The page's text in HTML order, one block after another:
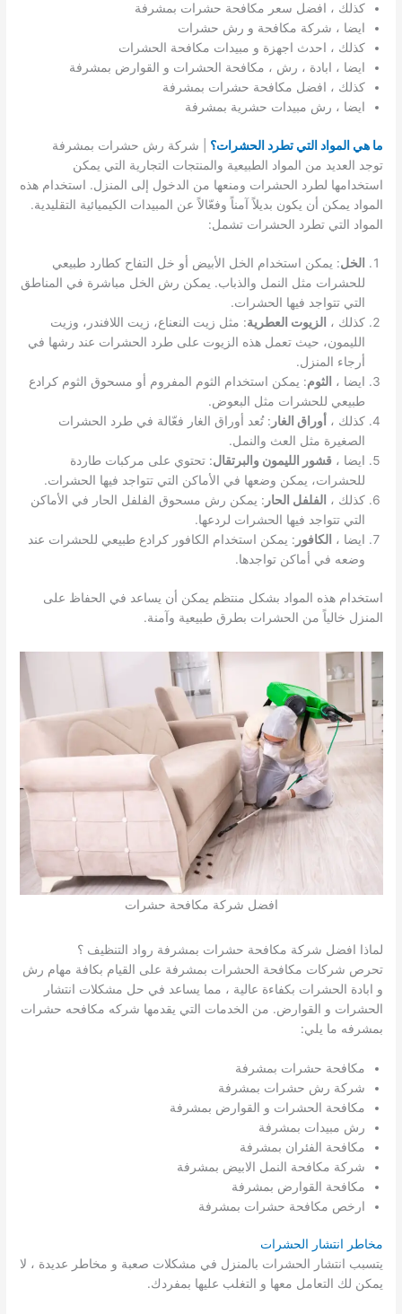
كذلك ، افضل سعر مكافحة حشرات بمشرفة
ايضا ، شركة مكافحة و رش حشرات
كذلك ، احدث اجهزة و مبيدات مكافحة الحشرات
ايضا ، ابادة ، رش ، مكافحة الحشرات و القوارض بمشرفة
كذلك ، افضل مكافحة حشرات بمشرفة
ايضا ، رش مبيدات حشرية بمشرفة
ما هي المواد التي تطرد الحشرات؟ | شركة رش حشرات بمشرفة
توجد العديد من المواد الطبيعية والمنتجات التجارية التي يمكن
استخدامها لطرد الحشرات ومنعها من الدخول إلى المنزل. استخدام هذه
المواد يمكن أن يكون بديلاً آمناً وفعّالاً عن المبيدات الكيميائية التقليدية.
المواد التي تطرد الحشرات تشمل:
الخل: يمكن استخدام الخل الأبيض أو خل التفاح كطارد طبيعي
للحشرات مثل النمل والذباب. يمكن رش الخل مباشرة في المناطق
التي تتواجد فيها الحشرات.
كذلك ، الزيوت العطرية: مثل زيت النعناع، زيت اللافندر، وزيت
الليمون، حيث تعمل هذه الزيوت على طرد الحشرات عند رشها في
أرجاء المنزل.
ايضا ، الثوم: يمكن استخدام الثوم المفروم أو مسحوق الثوم كرادع
طبيعي للحشرات مثل البعوض.
كذلك ، أوراق الغار : تُعد أوراق الغار فعّالة في طرد الحشرات
الصغيرة مثل العث والنمل.
ايضا ،قشور الليمون والبرتقال: تحتوي على مركبات طاردة
للحشرات، يمكن وضعها في الأماكن التي تتواجد فيها الحشرات.
كذلك ، الفلفل الحار : يمكن رش مسحوق الفلفل الحار في الأماكن
التي تتواجد فيها الحشرات لردعها.
ايضا ، الكافور : يمكن استخدام الكافور كرادع طبيعي للحشرات عند
وضعه في أماكن تواجدها.
استخدام هذه المواد بشكل منتظم يمكن أن يساعد في الحفاظ على
المنزل خالياً من الحشرات بطرق طبيعية وآمنة.
افضل شركة مكافحة حشرات
لماذا افضل شركة مكافحة حشرات بمشرفة رواد التنظيف ؟
تحرص شركات مكافحة الحشرات بمشرفة على القيام بكافة مهام رش
و ابادة الحشرات بكفاءة عالية ، مما يساعد في حل مشكلات انتشار
الحشرات و القوارض. من الخدمات التي يقدمها شركه مكافحه حشرات
بمشرفه ما يلي:
مكافحة حشرات بمشرفة
شركة رش حشرات بمشرفة
مكافحة الحشرات و القوارض بمشرفة
رش مبيدات بمشرفة
مكافحة الفئران بمشرفة
شركة مكافحة النمل الابيض بمشرفة
مكافحة القوارض بمشرفة
ارخص مكافحة حشرات بمشرفة
مخاطر انتشار الحشرات
يتسبب انتشار الحشرات بالمنزل في مشكلات صعبة و مخاطر عديدة ، لا
يمكن لك التعامل معها و التغلب عليها بمفردك.